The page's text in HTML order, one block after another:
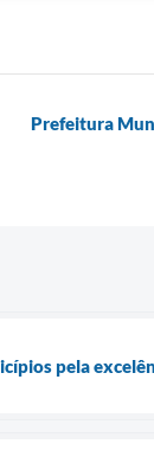
Prefeitura
pela